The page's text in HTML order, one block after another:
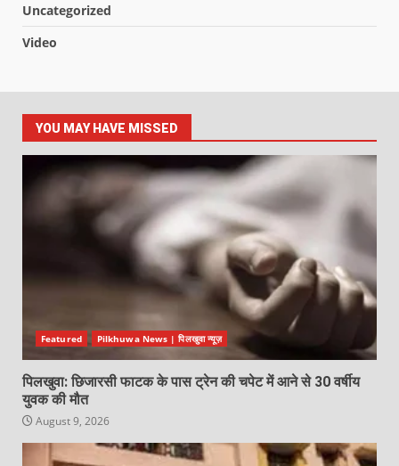
Uncategorized
Video
YOU MAY HAVE MISSED
Featured Pilkhuwa News | पिलखुवा न्यूज़
पिलखुवा: छिजारसी फाटक के पास ट्रेन की चपेट में आने से 30 वर्षीय
युवक की मौत
August 9, 2026